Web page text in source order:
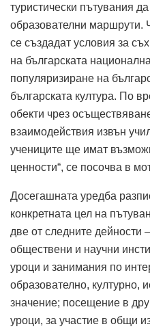
туристически пътувания
образователни маршрути.
се създадат условия за
на българската
популяризиране на
българската култура. По
обекти чрез
взаимодействия извън
учениците ще имат
ценности“, се посочва в
Досегашната уредба
конкретната цел на
две от следните дейности
обществени и научни
уроци и занимания по
образователно, културно,
значение; посещение в
уроци, за участие в общи